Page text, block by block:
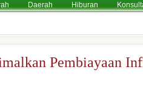
Daerah Hiburan
Pembiayaan